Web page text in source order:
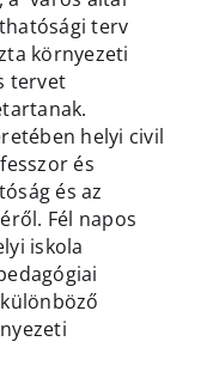
terv
környezeti
tervet
helyi civil
és
és az
Fél napos
iskola